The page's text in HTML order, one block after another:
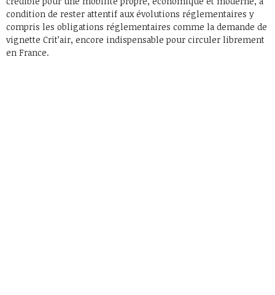
condition de rester attentif aux évolutions réglementaires y
compris les obligations réglementaires comme la demande de
vignette Crit’air, encore indispensable pour circuler librement
en France.